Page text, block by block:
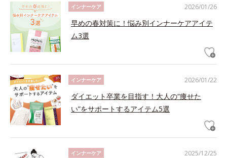
2026/01/26
インナーケア
早めの春対策に！悩み別インナーケアアイテ
ム3選
2026/01/22
インナーケア
ダイエット卒業を目指す！大人の“痩せた
い”をサポートするアイテム5選
2025/12/25
インナーケア